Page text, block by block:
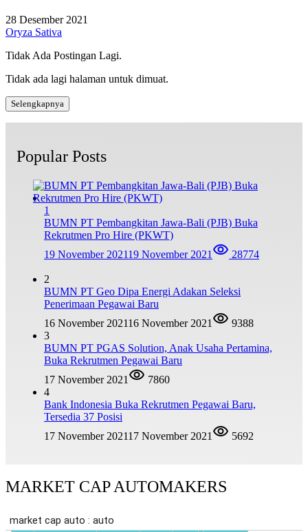
28 Desember 2021
Oryza Sativa
Tidak Ada Postingan Lagi.
Tidak ada lagi halaman untuk dimuat.
Selengkapnya
Popular Posts
1
BUMN PT Pembangkitan Jawa-Bali (PJB) Buka
Rekrutmen Pro Hire (PKWT)
19 November 202119 November 2021 28774
2
BUMN PT Geo Dipa Energi Adakan Seleksi
Penerimaan Pegawai Baru
16 November 202116 November 2021
9388
3
BUMN PT PGAS Solution, Anak Usaha Pertamina,
Buka Rekrutmen Pegawai Baru
17 November 2021
7860
4
Bank Indonesia Buka Rekrutmen Pegawai Baru,
Tersedia 37 Posisi
17 November 202117 November 2021 5692
MARKET CAP AUTOMAKERS